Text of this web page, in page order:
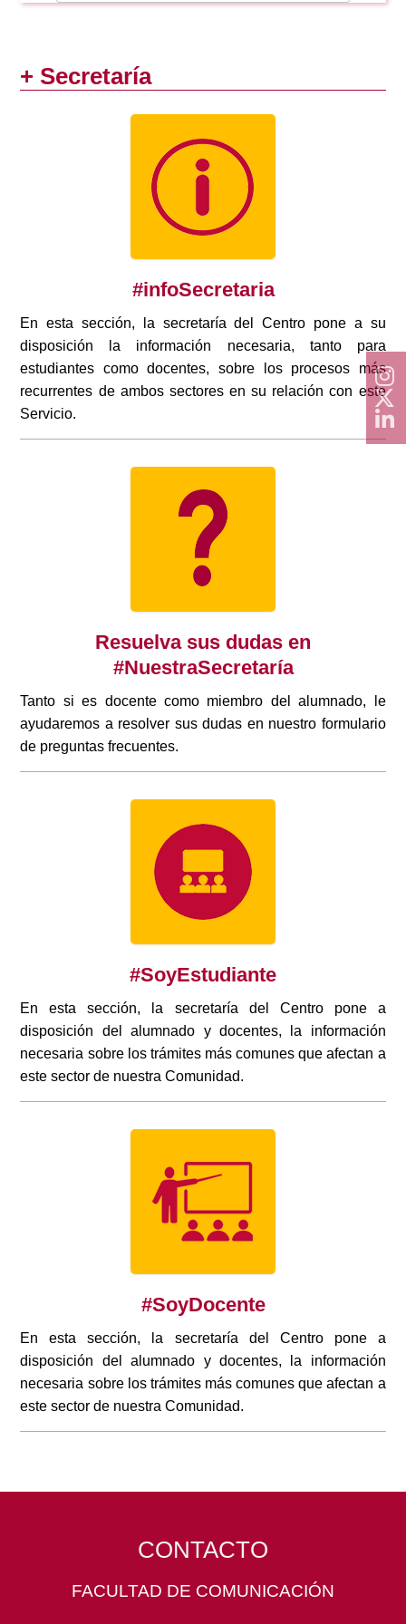
Doble Grado PER/CAV
Boletines
+ Secretaría
#infoSecretaria
En esta sección, la secretaría del Centro pone a su
disposición la información necesaria, tanto para
estudiantes como docentes, sobre los procesos más
recurrentes de ambos sectores en su relación con este
Servicio.
Resuelva sus dudas en
#NuestraSecretaría
Tanto si es docente como miembro del alumnado, le
ayudaremos a resolver sus dudas en nuestro formulario
de preguntas frecuentes.
#SoyEstudiante
En esta sección, la secretaría del Centro pone a
disposición del alumnado y docentes, la información
necesaria sobre los trámites más comunes que afectan a
este sector de nuestra Comunidad.
#SoyDocente
En esta sección, la secretaría del Centro pone a
disposición del alumnado y docentes, la información
necesaria sobre los trámites más comunes que afectan a
este sector de nuestra Comunidad.
CONTACTO
FACULTAD DE COMUNICACIÓN